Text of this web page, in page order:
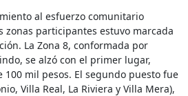
al esfuerzo comunitario
zonas participantes estuvo marcada
La Zona 8, conformada por
se alzó con el primer lugar,
mil pesos. El segundo puesto fue
Villa Real, La Riviera y Villa Mera),